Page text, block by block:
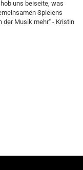
uns beiseite, was
Spielens
der Musik mehr" - Kristin